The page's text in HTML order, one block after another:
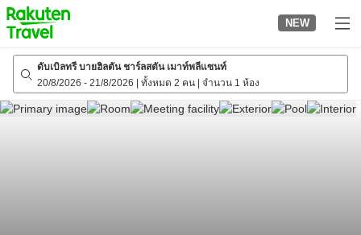
to
top
page
NEW
ดับเบิลทรี บายฮิลตัน ชาร์ลสตัน เมาท์พลีแซนท์
20/8/2026 - 21/8/2026 ทั้งหมด 2 คน จำนวน 1 ห้อง